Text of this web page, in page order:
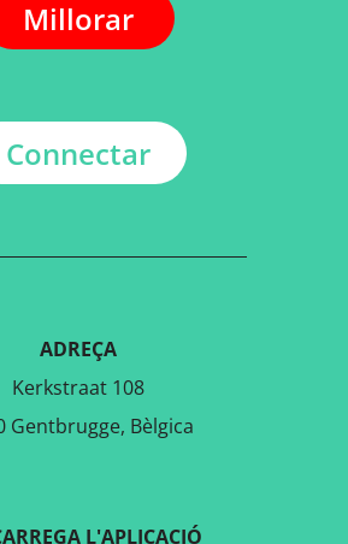
Millorar
Connectar
ADREÇA
Kerkstraat 108
Gentbrugge, Bèlgica
L'APLICACIÓ